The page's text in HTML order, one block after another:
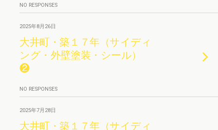
NO RESPONSES
2025年8月26日
大井町・築１７年（サイディ
ング・外壁塗装・シール）
❷
NO RESPONSES
2025年7月28日
大井町・築１７年（サイディ